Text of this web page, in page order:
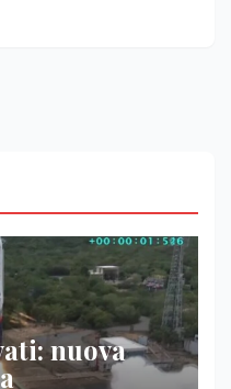
nuova